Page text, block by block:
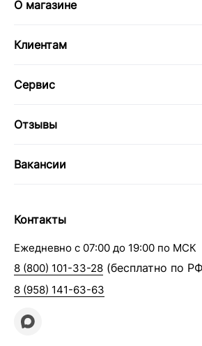
О магазине
Клиентам
Сервис
Отзывы
Вакансии
Контакты
Ежедневно с 07:00 до 19:00 по МСК
8 (800) 101-33-28 (бесплатно по
8 (958) 141-63-63